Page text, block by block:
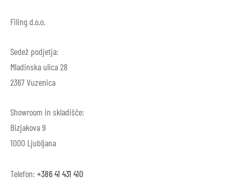
Filing d.o.o.
Sedež podjetja:
Mladinska ulica 28
2367 Vuzenica
Showroom in skladišče:
Bizjakova 9
1000 Ljubljana
Telefon: +386 41 431 410